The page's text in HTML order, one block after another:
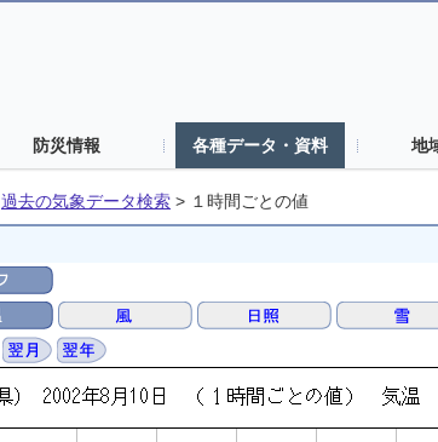
防災情報 各種データ・資料 地
過去の気象データ検索 > １時間ごとの値